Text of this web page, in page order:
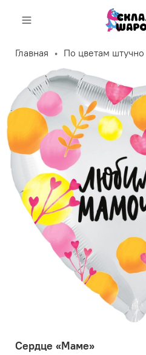
Главная По цветам штучно
Сердце «Маме»